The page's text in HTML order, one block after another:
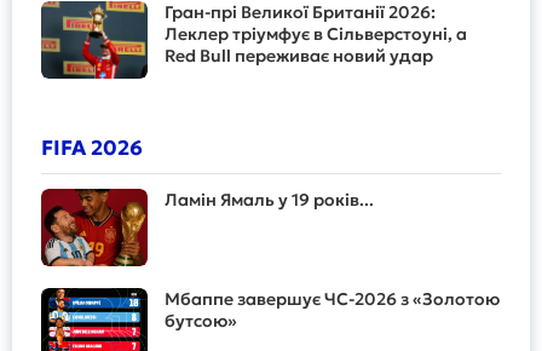
Гран-прі Великої Британії 2026:
Леклер тріумфує в Сільверстоуні, а
Red Bull переживає новий удар
FIFA 2026
Ламін Ямаль у 19 років...
Мбаппе завершує ЧС-2026 з «Золотою
бутсою»